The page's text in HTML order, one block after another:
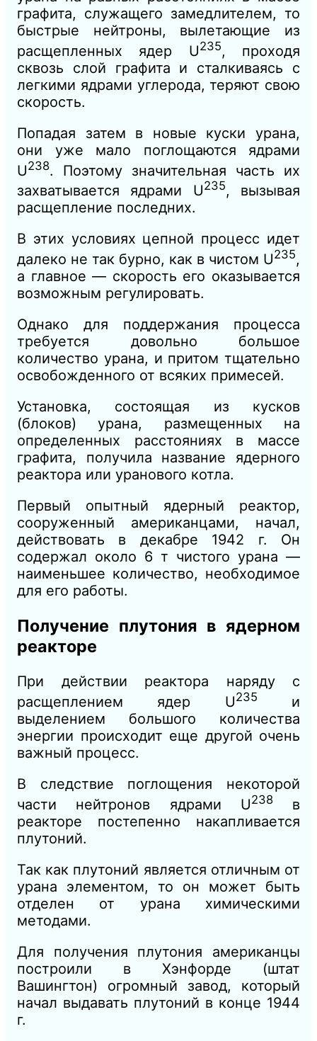
графита, служащего замедлителем, то
быстрые нейтроны, вылетающие из
расщепленных ядер U235, проходя
сквозь слой графита и сталкиваясь с
легкими ядрами углерода, теряют свою
скорость.
Попадая затем в новые куски урана,
они уже мало поглощаются ядрами
U238. Поэтому значительная часть их
захватывается ядрами U235, вызывая
расщепление последних.
В этих условиях цепной процесс идет
далеко не так бурно, как в чистом U235,
а главное — скорость его оказывается
возможным регулировать.
Однако для поддержания процесса
требуется довольно большое
количество урана, и притом тщательно
освобожденного от всяких примесей.
Установка, состоящая из кусков
(блоков) урана, размещенных на
определенных расстояниях в массе
графита, получила название ядерного
реактора или уранового котла.
Первый опытный ядерный реактор,
сооруженный американцами, начал,
действовать в декабре 1942 г. Он
содержал около 6 т чистого урана —
наименьшее количество, необходимое
для его работы.
Получение плутония в ядерном
реакторе
При действии реактора наряду с
расщеплением ядер U235
и
выделением большого количества
энергии происходит еще другой очень
важный процесс.
В следствие поглощения некоторой
части нейтронов ядрами U238в
реакторе постепенно накапливается
плутоний.
Так как плутоний является отличным от
урана элементом, то он может быть
отделен от урана химическими
методами.
Для получения плутония американцы
построили в Хэнфорде (штат
Вашингтон) огромный завод, который
начал выдавать плутоний в конце 1944
г.